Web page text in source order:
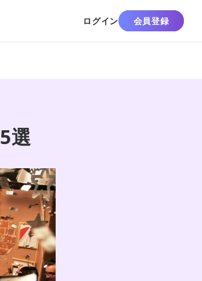
ログイン 会員登録
選